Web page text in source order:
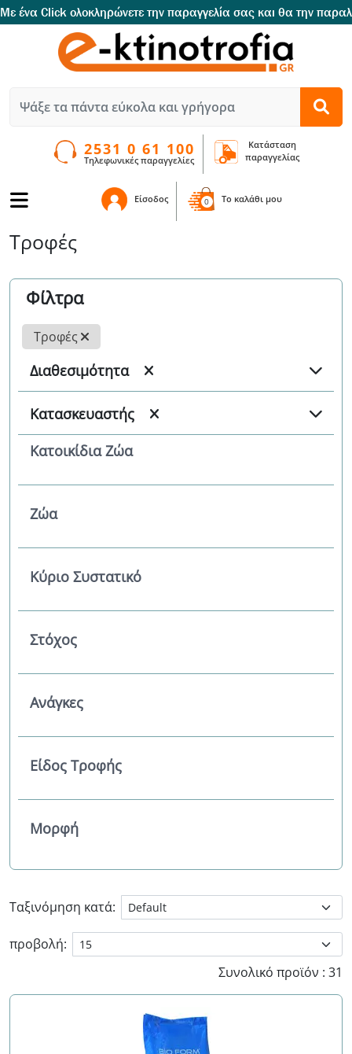
σας και θα την παραλαμβάνετε εντός 2 ημερών.
Προϊόντα Διαλογής κάτω από
2531 0 61 100
Τηλεφωνικές παραγγελίες
Κατάσταση
παραγγελίας
Είσοδος 0 To καλάθι μου
Τροφές
Φίλτρα
Τροφές
Διαθεσιμότητα
Κατασκευαστής
Κατοικίδια Ζώα
Ζώα
Κύριο Συστατικό
Στόχος
Ανάγκες
Είδος Τροφής
Μορφή
Ταξινόμηση κατά:
προβολή:
Συνολικό προϊόν : 31